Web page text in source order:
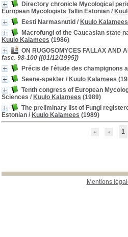
Directory chronicle Mycological
European Mycologists Tallin Estonian /
Eesti Narmasnutid / Kuulo Kalamees
Macrofungi of the Caucasian state
Kuulo Kalamees (1986)
ON RUGOSOMYCES FALLAX AND
fasc. 98-100 ([01/12/1995])
Précis de l'étude des champignons
Seene-spekter / Kuulo Kalamees
Tenth congress of European
Sciences / Kuulo Kalamees (1989)
The preliminary list of Fungi
Estonian / Kuulo Kalamees (1989)
1
Mentions